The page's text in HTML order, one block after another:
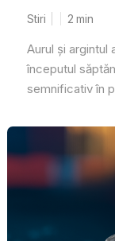
Stiri 2 min
Aurul și argintul
începutul
semnificativ în